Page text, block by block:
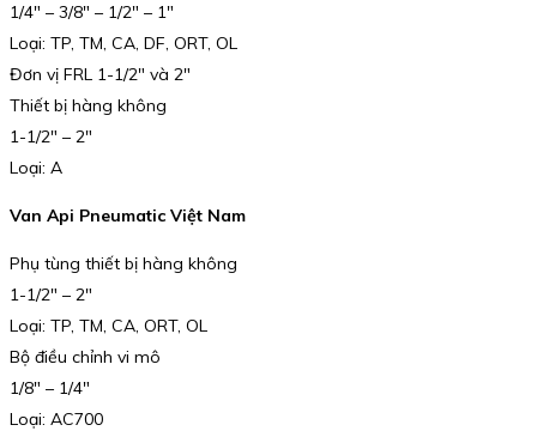
1/4″ – 3/8″ – 1/2″ – 1″
Loại: TP, TM, CA, DF, ORT, OL
Đơn vị FRL 1-1/2″ và 2″
Thiết bị hàng không
1-1/2″ – 2″
Loại: A
Van Api Pneumatic Việt Nam
Phụ tùng thiết bị hàng không
1-1/2″ – 2″
Loại: TP, TM, CA, ORT, OL
Bộ điều chỉnh vi mô
1/8″ – 1/4″
Loại: AC700